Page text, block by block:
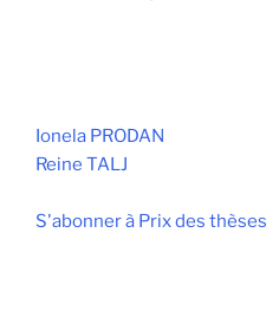
Ionela PRODAN
Reine TALJ
S'abonner à Prix des thèses